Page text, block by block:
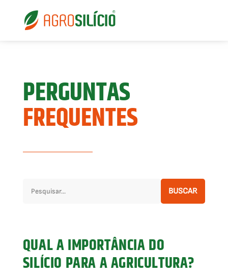
PERGUNTAS
FREQUENTES
BUSCAR
QUAL A IMPORTÂNCIA DO
SILÍCIO PARA A AGRICULTURA?